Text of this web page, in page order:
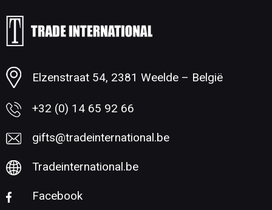
Minimale afname: 1
Elzenstraat 54, 2381 Weelde – België
+32 (0) 14 65 92 66
gifts@tradeinternational.be
Tradeinternational.be
Facebook